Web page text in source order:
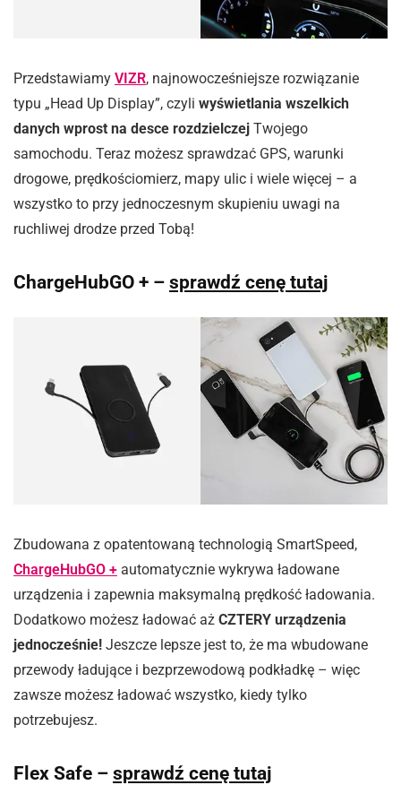
Przedstawiamy VIZR, najnowocześniejsze rozwiązanie
typu „Head Up Display”, czyli wyświetlania wszelkich
danych wprost na desce rozdzielczej Twojego
samochodu. Teraz możesz sprawdzać GPS, warunki
drogowe, prędkościomierz, mapy ulic i wiele więcej – a
wszystko to przy jednoczesnym skupieniu uwagi na
ruchliwej drodze przed Tobą!
ChargeHubGO + – sprawdź cenę tutaj
Zbudowana z opatentowaną technologią SmartSpeed,
ChargeHubGO + automatycznie wykrywa ładowane
urządzenia i zapewnia maksymalną prędkość ładowania.
Dodatkowo możesz ładować aż CZTERY urządzenia
jednocześnie! Jeszcze lepsze jest to, że ma wbudowane
przewody ładujące i bezprzewodową podkładkę – więc
zawsze możesz ładować wszystko, kiedy tylko
potrzebujesz.
Flex Safe – sprawdź cenę tutaj